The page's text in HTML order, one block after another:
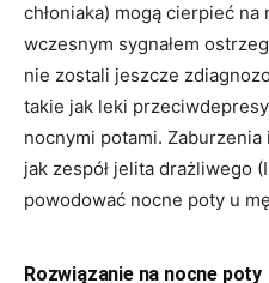
chłoniaka) mogą cierpieć
wczesnym sygnałem
nie zostali jeszcze
takie jak leki
nocnymi potami.
jak zespół jelita drażliwego
powodować nocne poty u
Rozwiązanie na nocne poty